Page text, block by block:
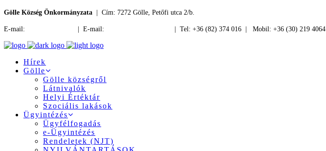
Gölle Község Önkormányzata | Cím: 7272 Gölle, Petőfi utca 2/b.
E-mail: | E-mail: | Tel: +36 (82) 374 016 | Mobil: +36 (30) 219 4064
Hírek
Gölle
Gölle községről
Látnivalók
Helyi Értéktár
Szociális lakások
Ügyintézés
Ügyfélfogadás
e-Ügyintézés
Rendeletek (NJT)